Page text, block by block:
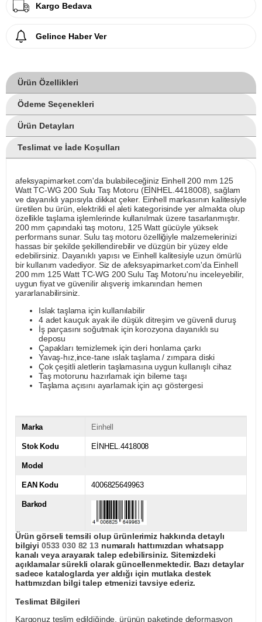
Kargo Bedava
Gelince Haber Ver
Ürün Özellikleri
Ödeme Seçenekleri
Ürün Detayları
Teslimat ve İade Koşulları
afeksyapimarket.com'da bulabileceğiniz Einhell 200 mm 125
Watt TC-WG 200 Sulu Taş Motoru (EİNHEL.4418008), sağlam
ve dayanıklı yapısıyla dikkat çeker. Einhell markasının kalitesiyle
üretilen bu ürün, elektrikli el aleti kategorisinde yer almakta olup
özellikle taşlama işlemlerinde kullanılmak üzere tasarlanmıştır.
200 mm çapındaki taş motoru, 125 Watt gücüyle yüksek
performans sunar. Sulu taş motoru özelliğiyle malzemelerinizi
hassas bir şekilde şekillendirebilir ve düzgün bir yüzey elde
edebilirsiniz. Dayanıklı yapısı ve Einhell kalitesiyle uzun ömürlü
bir kullanım vadediyor. Siz de afeksyapimarket.com'da Einhell
200 mm 125 Watt TC-WG 200 Sulu Taş Motoru'nu inceleyebilir,
uygun fiyat ve güvenilir alışveriş imkanından hemen
yararlanabilirsiniz.
Islak taşlama için kullanılabilir
4 adet kauçuk ayak ile düşük ditreşim ve güvenli duruş
İş parçasını soğutmak için korozyona dayanıklı su
deposu
Çapakları temizlemek için deri honlama çarkı
Yavaş-hız,ince-tane ıslak taşlama / zımpara diski
Çok çeşitli aletlerin taşlamasına uygun kullanışlı cihaz
Taş motorunu hazırlamak için bileme taşı
Taşlama açısını ayarlamak için açı göstergesi
Marka Einhell
Stok Kodu EİNHEL.4418008
Model
EAN Kodu 4006825649963
Barkod
Ürün görseli temsili olup ürünlerimiz hakkında detaylı
bilgiyi 0533 030 82 13numaralı hattımızdan whatsapp
kanalı veya arayarak talep edebilirsiniz. Sitemizdeki
açıklamalar sürekli olarak güncellenmektedir. Bazı detaylar
sadece kataloglarda yer aldığı için mutlaka destek
hattımızdan bilgi talep etmenizi tavsiye ederiz.
Teslimat Bilgileri
Kargonuz teslim edildiğinde, ürünün paketinde deformasyon